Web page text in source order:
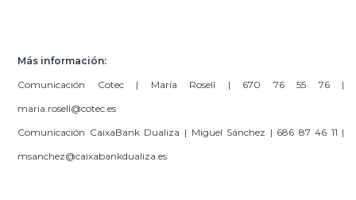
Más información:
Comunicación Cotec | María Rosell | 670 76 55 76 |
maria.rosell@cotec.es
Comunicación CaixaBank Dualiza | Miguel Sánchez | 686 87 46 11 |
msanchez@caixabankdualiza.es